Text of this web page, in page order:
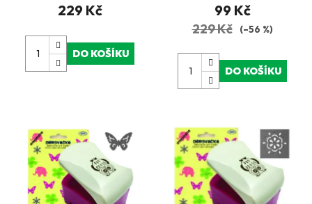
229 Kč
DO KOŠÍKU
99 Kč
229 Kč (–56 %)
DO KOŠÍKU